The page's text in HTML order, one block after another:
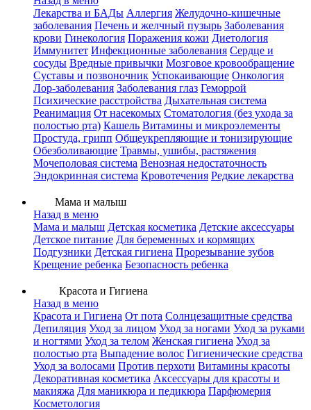
Лекарства и БАДы Аллергия Желудочно-кишечные
заболевания Печень и желчный пузырь Заболевания
крови Гинекология Поражения кожи Диетология
Иммунитет Инфекционные заболевания Сердце и
сосуды Вредные привычки Мозговое кровообращение
Суставы и позвоночник Успокаивающие Онкология
Лор-заболевания Заболевания глаз Геморрой
Психические расстройства Дыхательная система
Реанимация От насекомых Стоматология (без ухода за
полостью рта) Кашель Витамины и микроэлементы
Простуда, грипп Общеукрепляющие и тонизирующие
Обезболивающие Травмы, ушибы, растяжения
Мочеполовая система Венозная недостаточность
Эндокринная система Кровотечения Редкие лекарства
Мама и малыш
Назад в меню
Мама и малыш Детская косметика Детские аксессуары
Детское питание Для беременных и кормящих
Подгузники Детская гигиена Прорезывание зубов
Крещение ребенка Безопасность ребенка
Красота и Гигиена
Назад в меню
Красота и Гигиена От пота Солнцезащитные средства
Депиляция Уход за лицом Уход за ногами Уход за руками
и ногтями Уход за телом Женская гигиена Уход за
полостью рта Выпадение волос Гигиенические средства
Уход за волосами Против перхоти Витамины красоты
Декоративная косметика Аксессуары для красоты и
макияжа Для маникюра и педикюра Парфюмерия
Косметология